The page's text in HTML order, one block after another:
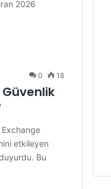
2026
0 18
etkileyen
Bu